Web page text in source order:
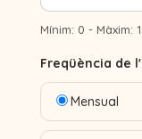
Mínim: 0 - Màxim:
Freqüència de
Mensual